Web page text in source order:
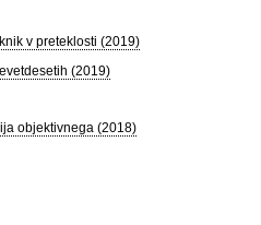
v preteklosti (2019)
(2019)
objektivnega (2018)